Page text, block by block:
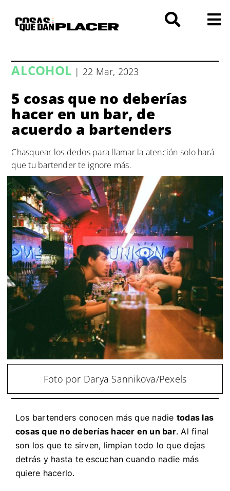
contenido
ALCOHOL | 22 Mar, 2023
5 cosas que no deberías
hacer en un bar, de
acuerdo a bartenders
Chasquear los dedos para llamar la atención solo hará
que tu bartender te ignore más.
Foto por Darya Sannikova/Pexels
Los bartenders conocen más que nadie todas las
cosas que no deberías hacer en un bar. Al final
son los que te sirven, limpian todo lo que dejas
detrás y hasta te escuchan cuando nadie más
quiere hacerlo.